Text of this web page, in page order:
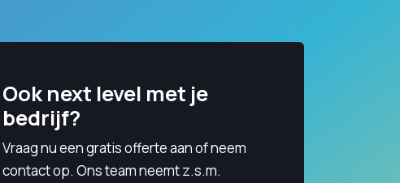
Ook next level met je
bedrijf?
Vraag nu een gratis offerte aan of neem
contact op. Ons team neemt z.s.m.